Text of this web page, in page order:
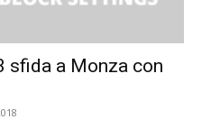
sfida a Monza con